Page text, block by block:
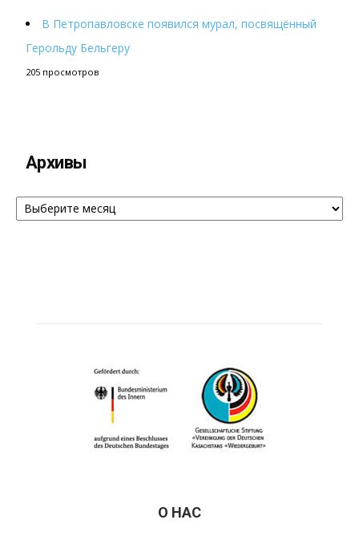
В Петропавловске появился мурал, посвящённый
Герольду Бельгеру
205 просмотров
Архивы
Архивы
О НАС